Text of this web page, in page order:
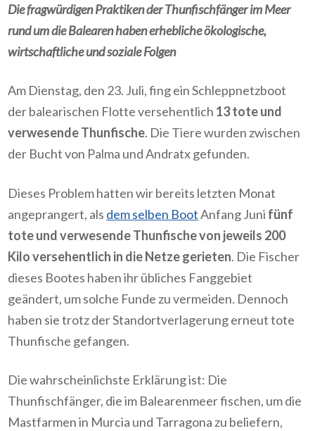
Die fragwürdigen Praktiken der Thunfischfänger im Meer
rund um die Balearen haben erhebliche ökologische,
wirtschaftliche und soziale Folgen
Am Dienstag, den 23. Juli, fing ein Schleppnetzboot
der balearischen Flotte versehentlich 13 tote und
verwesende Thunfische. Die Tiere wurden zwischen
der Bucht von Palma und Andratx gefunden.
Dieses Problem hatten wir bereits letzten Monat
angeprangert, als dem selben BootAnfang Juni fünf
tote und verwesende Thunfische von jeweils 200
Kilo versehentlich in die Netze gerieten. Die Fischer
dieses Bootes haben ihr übliches Fanggebiet
geändert, um solche Funde zu vermeiden. Dennoch
haben sie trotz der Standortverlagerung erneut tote
Thunfische gefangen.
Die wahrscheinlichste Erklärung ist: Die
Thunfischfänger, die im Balearenmeer fischen, um die
Mastfarmen in Murcia und Tarragona zu beliefern,